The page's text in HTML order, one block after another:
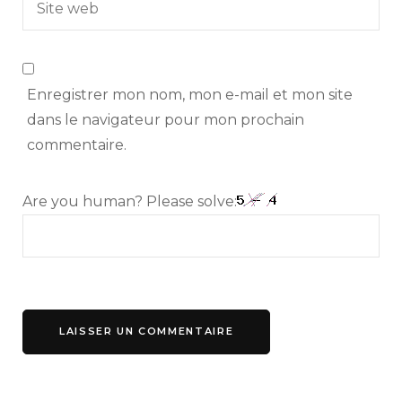
Enregistrer mon nom, mon e-mail et mon site
dans le navigateur pour mon prochain
commentaire.
Are you human? Please solve: